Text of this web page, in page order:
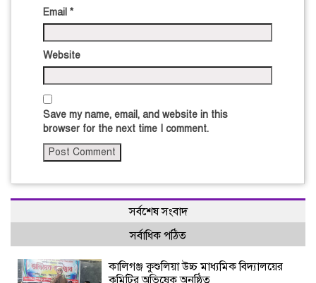
Email *
Website
Save my name, email, and website in this
browser for the next time I comment.
সর্বশেষ সংবাদ
সর্বাধিক পঠিত
কালিগঞ্জ কুশুলিয়া উচ্চ মাধ্যমিক বিদ্যালয়ের